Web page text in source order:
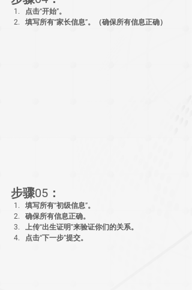
点击“开始”。
填写所有“家长信息”。（确保所有信息正确）
步骤05：
填写所有“初级信息”。
确保所有信息正确。
上传“出生证明”来验证你们的关系。
点击“下一步”提交。